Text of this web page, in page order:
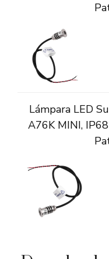
Lámpara LED
A76K MINI,